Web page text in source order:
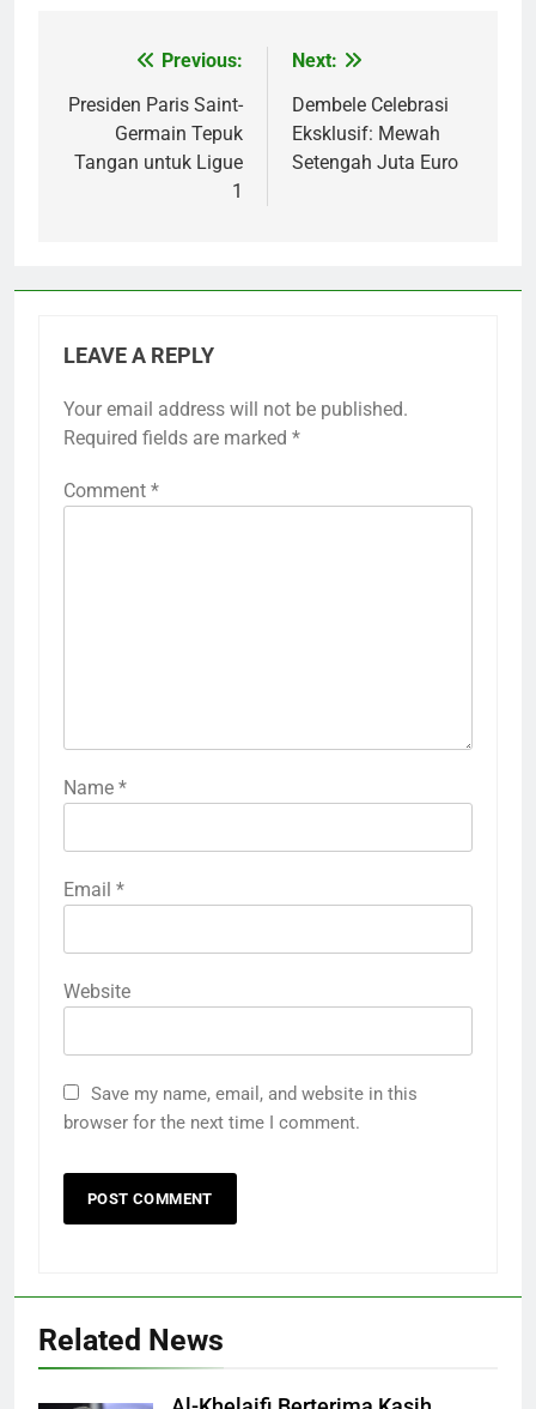
navigation
Previous:
Presiden Paris Saint-
Germain Tepuk
Tangan untuk Ligue
1
Next:
Dembele Celebrasi
Eksklusif: Mewah
Setengah Juta Euro
LEAVE A REPLY
Your email address will not be published.
Required fields are marked *
Comment *
Name *
Email *
Website
Save my name, email, and website in this
browser for the next time I comment.
Related News